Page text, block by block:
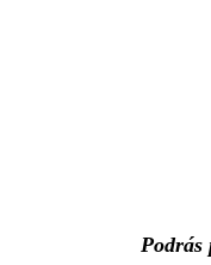
Podrás